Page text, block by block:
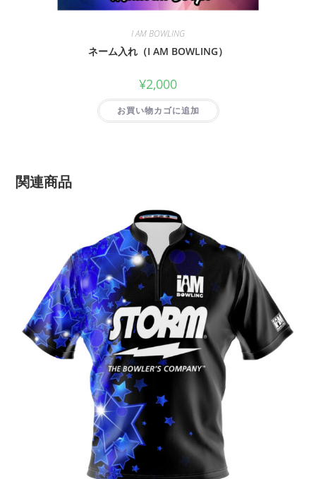
I AM BOWLING
ネーム入れ（I AM BOWLING）
¥2,000
お買い物カゴに追加
関連商品